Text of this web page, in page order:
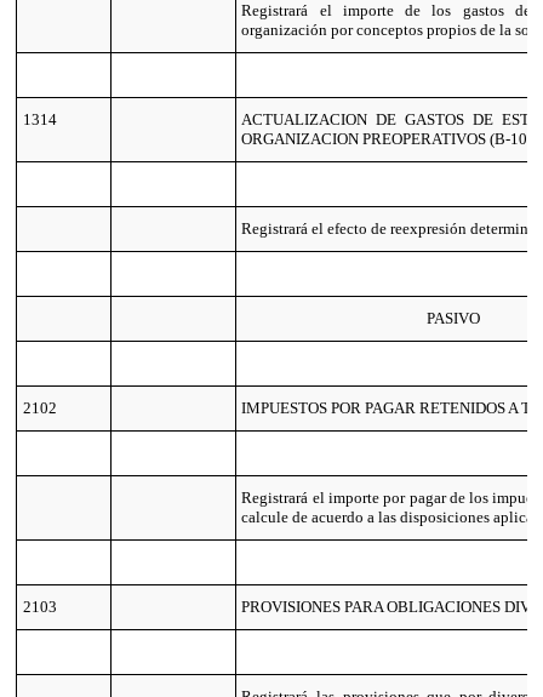
Registrará el importe de los gastos de
organización por conceptos propios de la
1314
ACTUALIZACION DE GASTOS DE
ORGANIZACION PREOPERATIVOS (B-10)
Registrará el efecto de reexpresión
PASIVO
2102 IMPUESTOS POR PAGAR RETENIDOS A
Registrará el importe por pagar de los
calcule de acuerdo a las disposiciones
2103 PROVISIONES PARA OBLIGACIONES